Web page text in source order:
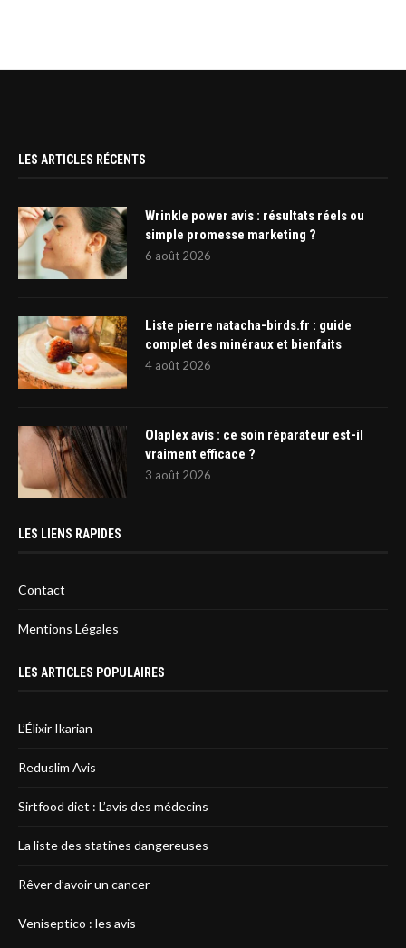
LES ARTICLES RÉCENTS
Wrinkle power avis : résultats réels ou
simple promesse marketing ?
6 août 2026
Liste pierre natacha-birds.fr : guide
complet des minéraux et bienfaits
4 août 2026
Olaplex avis : ce soin réparateur est-il
vraiment efficace ?
3 août 2026
LES LIENS RAPIDES
Contact
Mentions Légales
LES ARTICLES POPULAIRES
L’Élixir Ikarian
Reduslim Avis
Sirtfood diet : L’avis des médecins
La liste des statines dangereuses
Rêver d’avoir un cancer
Veniseptico : les avis